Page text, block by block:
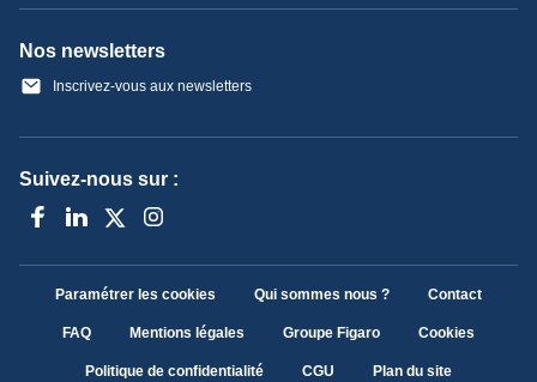
Nos newsletters
Inscrivez-vous aux newsletters
Suivez-nous sur :
Paramétrer les cookies Qui sommes nous ? Contact
FAQ Mentions légales Groupe Figaro Cookies
Politique de confidentialité CGU Plan du site